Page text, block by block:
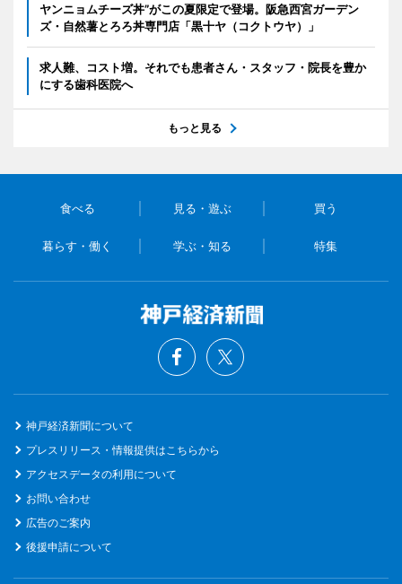
ヤンニョムチーズ丼”がこの夏限定で登場。阪急西宮ガーデン
ズ・自然薯とろろ丼専門店「黒十ヤ（コクトウヤ）」
求人難、コスト増。それでも患者さん・スタッフ・院長を豊か
にする歯科医院へ
もっと見る
食べる 見る・遊ぶ 買う
暮らす・働く 学ぶ・知る 特集
神戸経済新聞について
プレスリリース・情報提供はこちらから
アクセスデータの利用について
お問い合わせ
広告のご案内
後援申請について